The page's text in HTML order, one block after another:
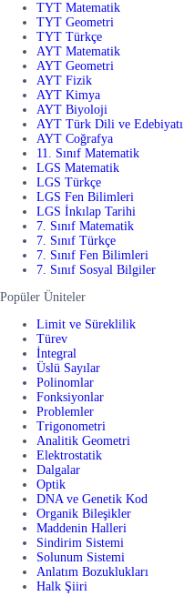
TYT Matematik
TYT Geometri
TYT Türkçe
AYT Matematik
AYT Geometri
AYT Fizik
AYT Kimya
AYT Biyoloji
AYT Türk Dili ve Edebiyatı
AYT Coğrafya
11. Sınıf Matematik
LGS Matematik
LGS Türkçe
LGS Fen Bilimleri
LGS İnkılap Tarihi
7. Sınıf Matematik
7. Sınıf Türkçe
7. Sınıf Fen Bilimleri
7. Sınıf Sosyal Bilgiler
Popüler Üniteler
Limit ve Süreklilik
Türev
İntegral
Üslü Sayılar
Polinomlar
Fonksiyonlar
Problemler
Trigonometri
Analitik Geometri
Elektrostatik
Dalgalar
Optik
DNA ve Genetik Kod
Organik Bileşikler
Maddenin Halleri
Sindirim Sistemi
Solunum Sistemi
Anlatım Bozuklukları
Halk Şiiri